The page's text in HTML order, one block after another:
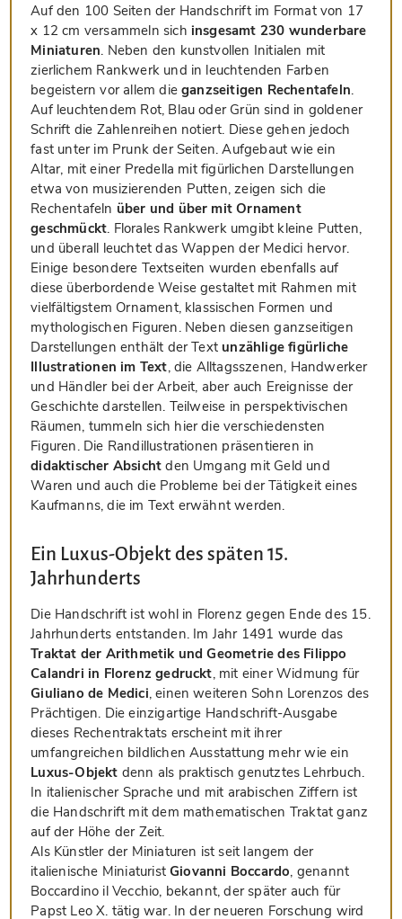
Auf den 100 Seiten der Handschrift im Format von 17
x 12 cm versammeln sich insgesamt 230 wunderbare
Miniaturen. Neben den kunstvollen Initialen mit
zierlichem Rankwerk und in leuchtenden Farben
begeistern vor allem dieganzseitigen Rechentafeln.
Auf leuchtendem Rot, Blau oder Grün sind in goldener
Schrift die Zahlenreihen notiert. Diese gehen jedoch
fast unter im Prunk der Seiten. Aufgebaut wie ein
Altar, mit einer Predella mit figürlichen Darstellungen
etwa von musizierenden Putten, zeigen sich die
Rechentafeln über und über mit Ornament
geschmückt. Florales Rankwerk umgibt kleine Putten,
und überall leuchtet das Wappen der Medici hervor.
Einige besondere Textseiten wurden ebenfalls auf
diese überbordende Weise gestaltet mit Rahmen mit
vielfältigstem Ornament, klassischen Formen und
mythologischen Figuren. Neben diesen ganzseitigen
Darstellungen enthält der Text unzählige figürliche
Illustrationen im Text, die Alltagsszenen, Handwerker
und Händler bei der Arbeit, aber auch Ereignisse der
Geschichte darstellen. Teilweise in perspektivischen
Räumen, tummeln sich hier die verschiedensten
Figuren. Die Randillustrationen präsentieren in
didaktischer Absicht den Umgang mit Geld und
Waren und auch die Probleme bei der Tätigkeit eines
Kaufmanns, die im Text erwähnt werden.
Ein Luxus-Objekt des späten 15.
Jahrhunderts
Die Handschrift ist wohl in Florenz gegen Ende des 15.
Jahrhunderts entstanden. Im Jahr 1491 wurde das
Traktat der Arithmetik und Geometrie des Filippo
Calandri in Florenz gedruckt, mit einer Widmung für
Giuliano de Medici, einen weiteren Sohn Lorenzos des
Prächtigen. Die einzigartige Handschrift-Ausgabe
dieses Rechentraktats erscheint mit ihrer
umfangreichen bildlichen Ausstattung mehr wie ein
Luxus-Objekt denn als praktisch genutztes Lehrbuch.
In italienischer Sprache und mit arabischen Ziffern ist
die Handschrift mit dem mathematischen Traktat ganz
auf der Höhe der Zeit.
Als Künstler der Miniaturen ist seit langem der
italienische MiniaturistGiovanni Boccardo, genannt
Boccardino il Vecchio, bekannt, der später auch für
Papst Leo X. tätig war. In der neueren Forschung wird